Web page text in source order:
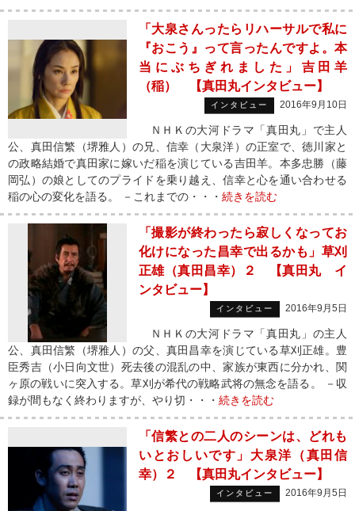
「大泉さんったらリハーサルで私に
『おこう』って言ったんですよ。本
当にぶちぎれました」吉田羊
（稲） 【真田丸インタビュー】
インタビュー 2016年9月10日
ＮＨＫの大河ドラマ「真田丸」で主人
公、真田信繁（堺雅人）の兄、信幸（大泉洋）の正室で、徳川家と
の政略結婚で真田家に嫁いだ稲を演じている吉田羊。本多忠勝（藤
岡弘）の娘としてのプライドを乗り越え、信幸と心を通い合わせる
稲の心の変化を語る。 －これまでの・・・ 続きを読む
「撮影が終わったら寂しくなってお
化けになった昌幸で出るかも」草刈
正雄（真田昌幸）２ 【真田丸 イ
ンタビュー】
インタビュー 2016年9月5日
ＮＨＫの大河ドラマ「真田丸」の主人
公、真田信繁（堺雅人）の父、真田昌幸を演じている草刈正雄。豊
臣秀吉（小日向文世）死去後の混乱の中、家族が東西に分かれ、関
ヶ原の戦いに突入する。草刈が希代の戦略武将の無念を語る。 －収
録が間もなく終わりますが、やり切・・・ 続きを読む
「信繁との二人のシーンは、どれも
いとおしいです」大泉洋（真田信
幸）２ 【真田丸インタビュー】
インタビュー 2016年9月5日